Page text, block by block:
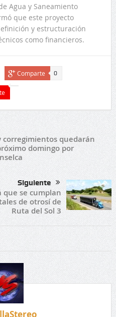
Agua y Saneamiento
que este proyecto
y estructuración
como financieros.
Comparte 0
corregimientos quedarán
domingo por
Siguiente
que se cumplan
de otrosí de
Ruta del Sol 3